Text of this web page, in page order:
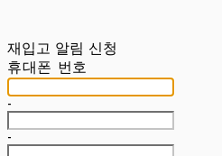
재입고 알림 신청
휴대폰 번호
-
-